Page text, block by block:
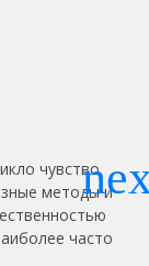
чувство
методы и
часто